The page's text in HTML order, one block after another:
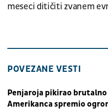
meseci ditičiti zvanem
POVEZANE VESTI
Penjaroja pikirao
Amerikanca spremio